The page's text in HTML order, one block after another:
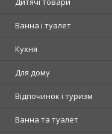
Ванна і туалет
Кухня
Для дому
Відпочинок і туризм
Ванна та туалет